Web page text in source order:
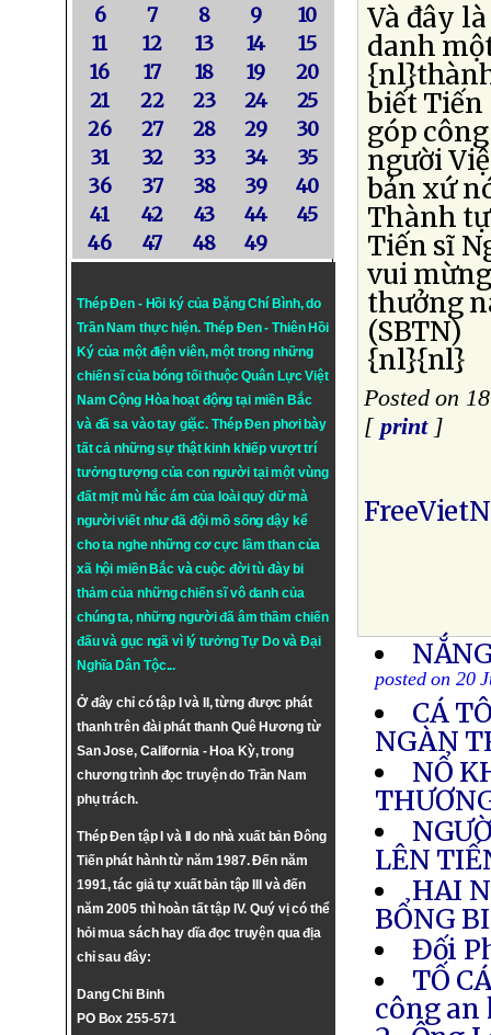
6
7 8 9
10
11
12 13 14
15
16
17 18 19
20
21
22 23 24
25
26
27 28 29
30
31
32 33 34
35
36
37 38 39
40
41
42 43 44
45
46
47 48 49
Thép Đen - Hồi ký của Đặng Chí Bình, do
Trần Nam thực hiện. Thép Đen- Thiên Hồi
Ký của một điện viên, một trong những
chiến sĩ của bóng tối thuộc Quân Lực Việt
Nam Cộng Hòa hoạt động tại miền Bắc
và đã sa vào tay giặc. Thép Đen phơi bày
tất cả những sự thật kinh khiếp vượt trí
tưởng tượng của con người tại một vùng
đất mịt mù hắc ám của loài quỷ dữ mà
người viết như đã đội mồ sống dậy kể
cho ta nghe những cơ cực lầm than của
xã hội miền Bắc và cuộc đời tù đày bi
thảm của những chiến sĩ vô danh của
chúng ta, những người đã âm thầm chiến
đấu và gục ngã vì lý tưởngTự DovàĐại
Nghĩa Dân Tộc...
Ở đây chỉ có tập I và II, từng được phát
thanh trên đài phát thanh Quê Hương từ
San Jose, California - Hoa Kỳ, trong
chương trình đọc truyện do Trần Nam
phụ trách.
Thép Đen tập I và II do nhà xuất bản Đông
Tiến phát hành từ năm 1987. Đến năm
1991, tác giả tự xuất bản tập III và đến
năm 2005 thì hoàn tất tập IV. Quý vị có thể
hỏi mua sách hay dĩa đọc truyện qua địa
chỉ sau đây:
Dang Chi Binh
PO Box 255-571
Và đây
danh
biết Tiến
góp
người
bản xứ
Thành
Tiến sĩ
vui
thưởng
(SBTN)
{nl}{nl}
Posted on
[ print]
posted on 20
CÁ
NGÀN
NỔ
LÊN
HAI
BỔNG
Đối
TỐ
công an